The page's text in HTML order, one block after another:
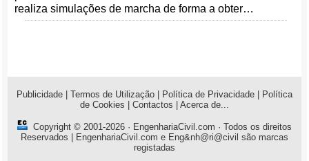
realiza simulações de marcha de forma a obter…
Publicidade Termos de Utilização Política de Privacidade
Política
de Cookies
Contactos Acerca de...
Copyright © 2001-2026 · EngenhariaCivil.com · Todos os direitos
Reservados | EngenhariaCivil.com e Eng&nh@ri@civil são marcas
registadas